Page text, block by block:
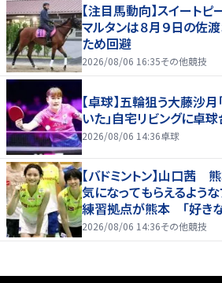
【注目馬動向】スイート
マルタンは８月９日の佐
ため回避
2026/08/06 16:35その他競技
【卓球】五輪狙う大藤沙
いた」自宅リビングに卓
2026/08/06 14:36卓球
【バドミントン】山口茜
気になってもらえるよう
練習拠点が熊本 「好き
たり前じゃない」
2026/08/06 14:36その他競技